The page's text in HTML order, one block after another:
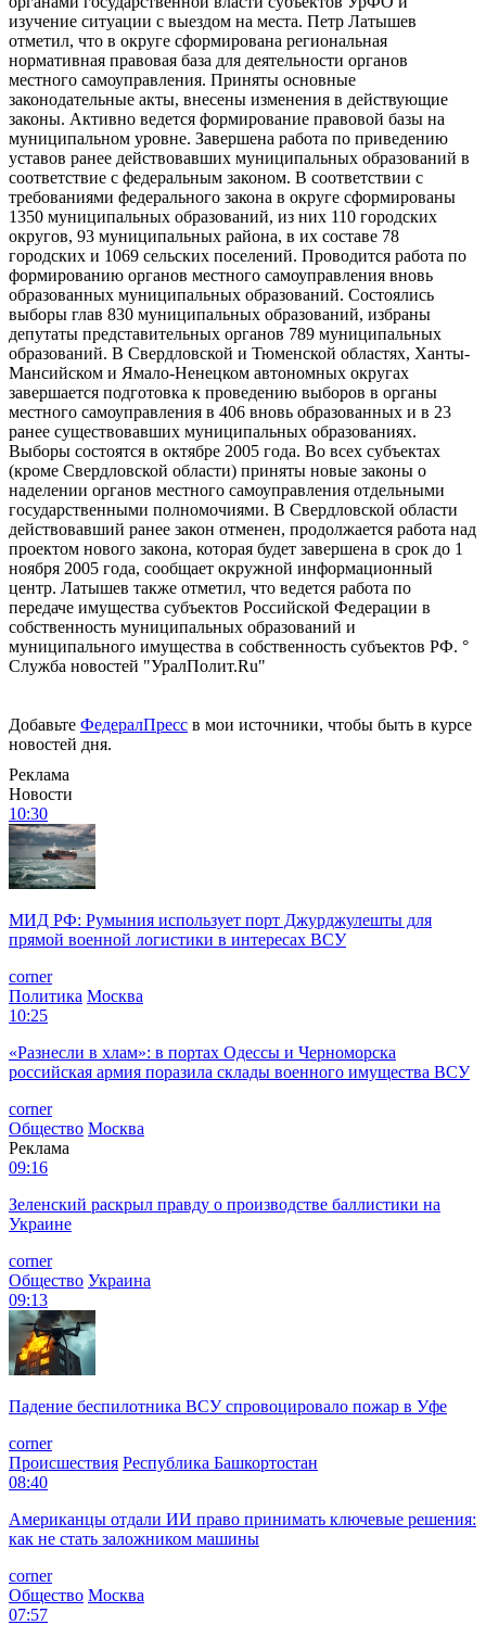
изучение ситуации с выездом на места. Петр Латышев
отметил, что в округе сформирована региональная
нормативная правовая база для деятельности органов
местного самоуправления. Приняты основные
законодательные акты, внесены изменения в действующие
законы. Активно ведется формирование правовой базы на
муниципальном уровне. Завершена работа по приведению
уставов ранее действовавших муниципальных образований в
соответствие с федеральным законом. В соответствии с
требованиями федерального закона в округе сформированы
1350 муниципальных образований, из них 110 городских
округов, 93 муниципальных района, в их составе 78
городских и 1069 сельских поселений. Проводится работа по
формированию органов местного самоуправления вновь
образованных муниципальных образований. Состоялись
выборы глав 830 муниципальных образований, избраны
депутаты представительных органов 789 муниципальных
образований. В Свердловской и Тюменской областях, Ханты-
Мансийском и Ямало-Ненецком автономных округах
завершается подготовка к проведению выборов в органы
местного самоуправления в 406 вновь образованных и в 23
ранее существовавших муниципальных образованиях.
Выборы состоятся в октябре 2005 года. Во всех субъектах
(кроме Свердловской области) приняты новые законы о
наделении органов местного самоуправления отдельными
государственными полномочиями. В Свердловской области
действовавший ранее закон отменен, продолжается работа над
проектом нового закона, которая будет завершена в срок до 1
ноября 2005 года, сообщает окружной информационный
центр. Латышев также отметил, что ведется работа по
передаче имущества субъектов Российской Федерации в
собственность муниципальных образований и
муниципального имущества в собственность субъектов РФ. °
Служба новостей "УралПолит.Ru"
Добавьте ФедералПресс в мои источники, чтобы быть в курсе
новостей дня.
Реклама
Новости
10:30
МИД РФ: Румыния использует порт Джурджулешты для
прямой военной логистики в интересах ВСУ
corner
Политика Москва
10:25
«Разнесли в хлам»: в портах Одессы и Черноморска
российская армия поразила склады военного имущества ВСУ
corner
Общество Москва
Реклама
09:16
Зеленский раскрыл правду о производстве баллистики на
Украине
corner
Общество Украина
09:13
Падение беспилотника ВСУ спровоцировало пожар в Уфе
corner
Происшествия Республика Башкортостан
08:40
Американцы отдали ИИ право принимать ключевые решения:
как не стать заложником машины
corner
Общество Москва
07:57